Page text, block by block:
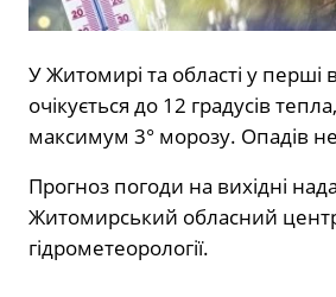
У Житомирі та області у перші
очікується до 12 градусів
максимум 3° морозу. Опадів не
Прогноз погоди на вихідні
Житомирський обласний
гідрометеорології.